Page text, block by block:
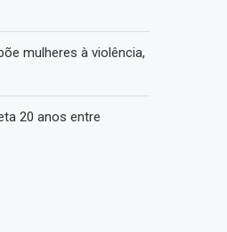
mulheres à violência,
20 anos entre